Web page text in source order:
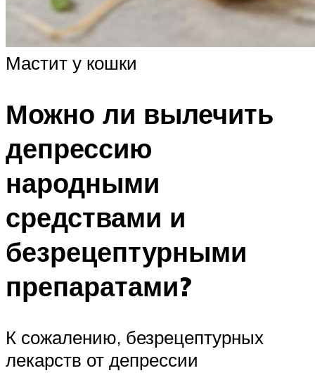
Мастит у кошки
Можно ли вылечить
депрессию
народными
средствами и
безрецептурными
препаратами?
К сожалению, безрецептурных
лекарств от депрессии